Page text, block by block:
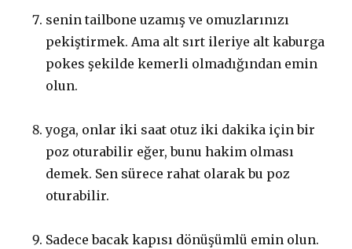
senin tailbone uzamış ve omuzlarınızı
pekiştirmek. Ama alt sırt ileriye alt kaburga
pokes şekilde kemerli olmadığından emin
olun.
yoga, onlar iki saat otuz iki dakika için bir
poz oturabilir eğer, bunu hakim olması
demek. Sen sürece rahat olarak bu poz
oturabilir.
Sadece bacak kapısı dönüşümlü emin olun.